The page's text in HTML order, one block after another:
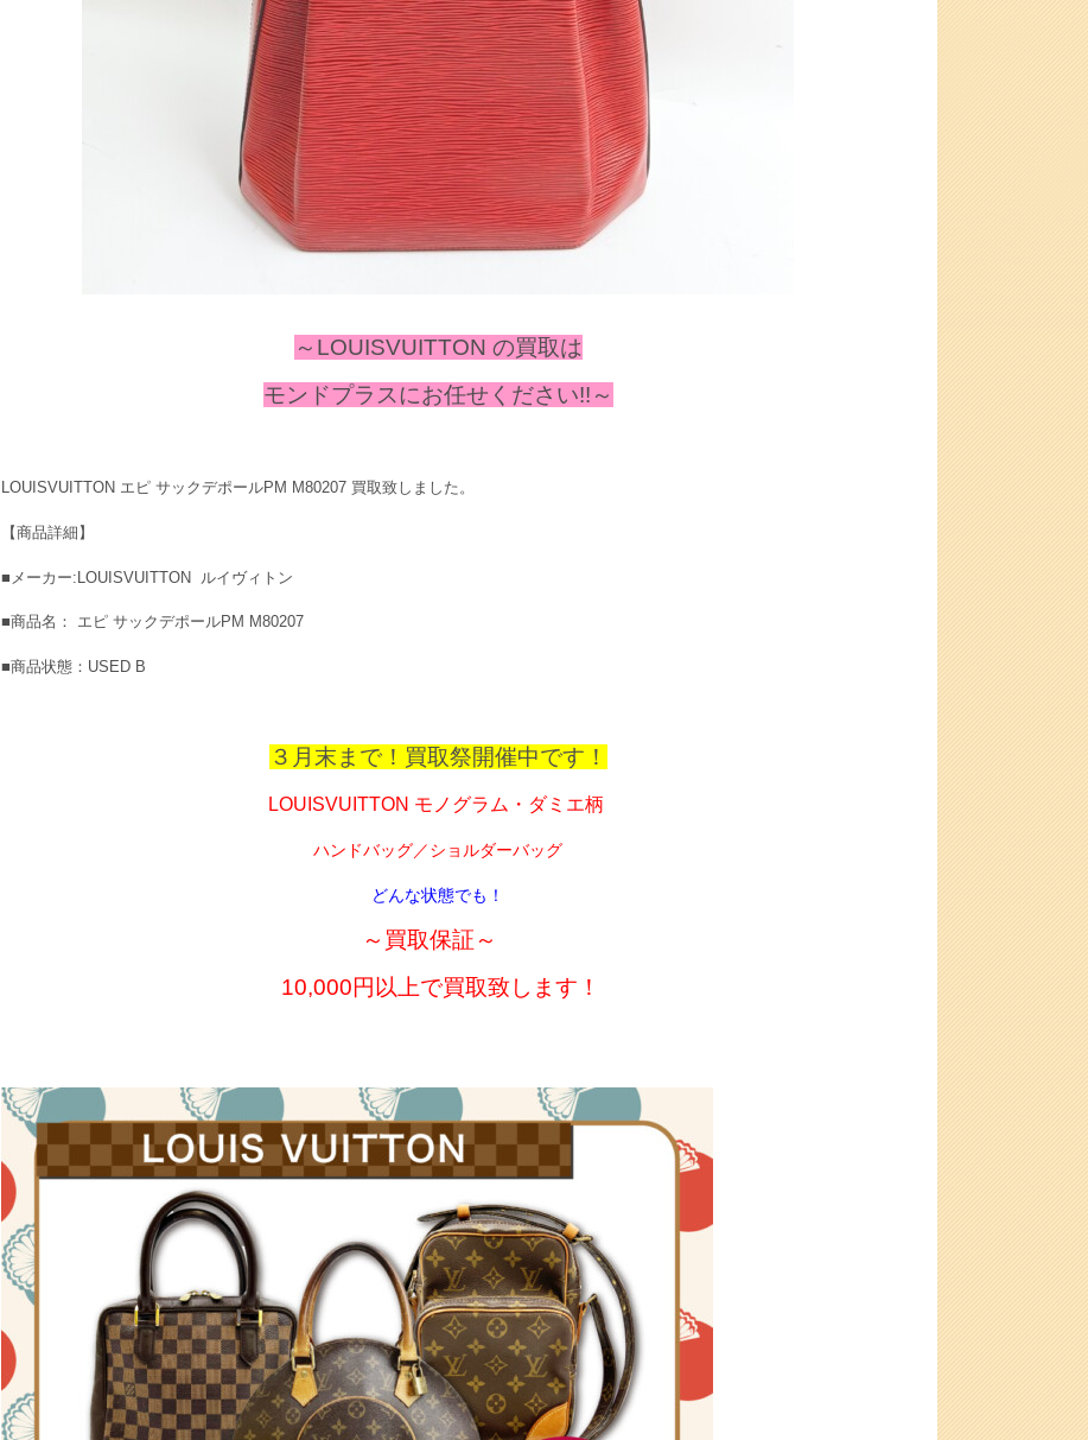
～LOUISVUITTON の買取は
モンドプラスにお任せください!!～
LOUISVUITTON エピ サックデポールPM M80207 買取致しました。
【商品詳細】
■メーカー:LOUISVUITTON ルイヴィトン
■商品名： エピ サックデポールPM M80207
■商品状態：USED B
３月末まで！買取祭開催中です！
LOUISVUITTON モノグラム・ダミエ柄
ハンドバッグ／ショルダーバッグ
どんな状態でも！
～買取保証～
10,000円以上で買取致します！